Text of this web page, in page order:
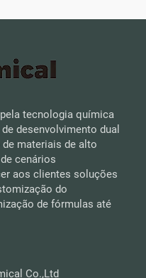
tecnologia química
desenvolvimento dual
materiais de alto
cenários
aos clientes soluções
do
de fórmulas até
Co.,Ltd